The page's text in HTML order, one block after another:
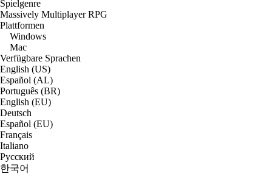
Spielgenre
Massively Multiplayer RPG
Plattformen
Windows
Mac
Verfügbare Sprachen
English (US)
Español (AL)
Português (BR)
English (EU)
Deutsch
Español (EU)
Français
Italiano
Русский
한국어